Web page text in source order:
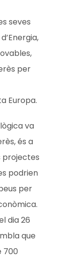
seves
per
Europa.
va
és a
projectes
podrien
per
dia 26
que
700